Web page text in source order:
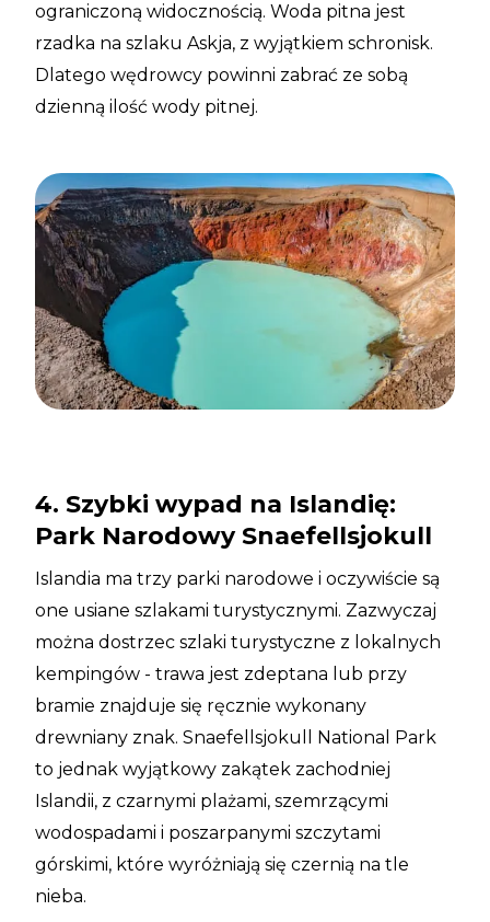
ograniczoną widocznością. Woda pitna jest
rzadka na szlaku Askja, z wyjątkiem schronisk.
Dlatego wędrowcy powinni zabrać ze sobą
dzienną ilość wody pitnej.
4. Szybki wypad na Islandię:
Park Narodowy Snaefellsjokull
Islandia ma trzy parki narodowe i oczywiście są
one usiane szlakami turystycznymi. Zazwyczaj
można dostrzec szlaki turystyczne z lokalnych
kempingów - trawa jest zdeptana lub przy
bramie znajduje się ręcznie wykonany
drewniany znak. Snaefellsjokull National Park
to jednak wyjątkowy zakątek zachodniej
Islandii, z czarnymi plażami, szemrzącymi
wodospadami i poszarpanymi szczytami
górskimi, które wyróżniają się czernią na tle
nieba.